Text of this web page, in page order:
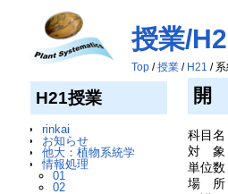
授業/
Top/授業/ H21 /
H21授業
rinkai
お知らせ
他大：植物系統学
情報処理
01
02
開
科目
対 象
単位
場 所